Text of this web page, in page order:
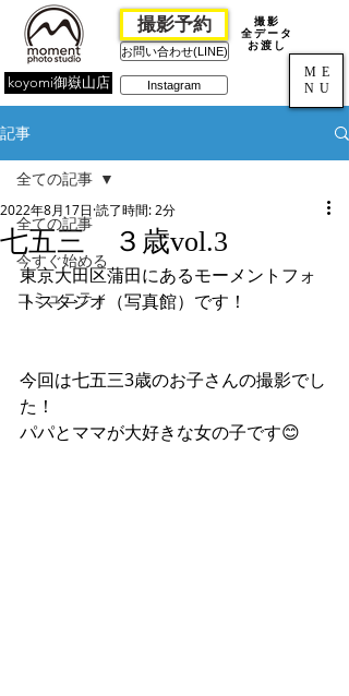
ME
NU
koyomi御嶽山店
撮影予約
お問い合わせ(LINE)
Instagram
撮影
全データ
お渡し
記事
全ての記事
今すぐ始める
コミュニティ
全ての記事
七五三 ３歳vol.3
2022年8月17日 読了時間: 2分
東京大田区蒲田にあるモーメントフォ
トスタジオ（写真館）です！
今回は七五三3歳のお子さんの撮影でし
た！
パパとママが大好きな女の子です😊